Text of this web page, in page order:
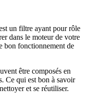
un filtre ayant pour rôle
dans le moteur de votre
bon fonctionnement de
être composés en
Ce qui est bon à savoir
et se réutiliser.